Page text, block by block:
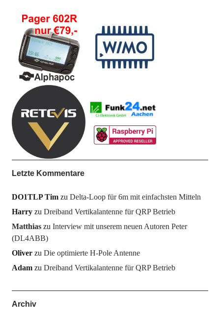
Letzte Kommentare
DO1TLP Timzu Delta-Loop für 6m mit einfachsten Mitteln
Harryzu Dreiband Vertikalantenne für QRP Betrieb
Matthiaszu Interview mit unserem neuen Autoren Peter
(DL4ABB)
Oliverzu Die optimierte H-Pole Antenne
Adamzu Dreiband Vertikalantenne für QRP Betrieb
Archiv